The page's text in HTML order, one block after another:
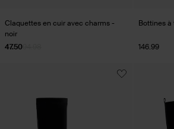
Claquettes en cuir avec charms -
noir
47.50
Bottines
146.99